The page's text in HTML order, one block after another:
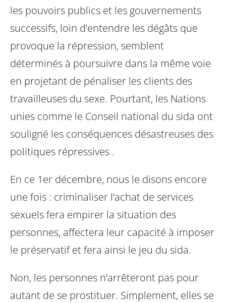
les pouvoirs publics et les gouvernements
successifs, loin d’entendre les dégâts que
provoque la répression, semblent
déterminés à poursuivre dans la même voie
en projetant de pénaliser les clients des
travailleuses du sexe. Pourtant, les Nations
unies comme le Conseil national du sida ont
souligné les conséquences désastreuses des
politiques répressives .
En ce 1er décembre, nous le disons encore
une fois : criminaliser l’achat de services
sexuels fera empirer la situation des
personnes, affectera leur capacité à imposer
le préservatif et fera ainsi le jeu du sida.
Non, les personnes n’arrêteront pas pour
autant de se prostituer. Simplement, elles se